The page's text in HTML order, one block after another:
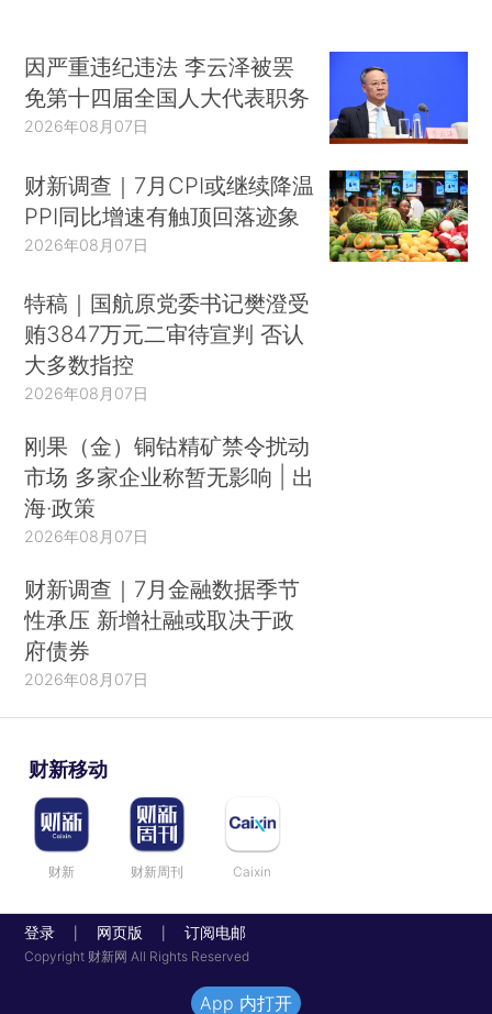
因严重违纪违法 李云泽被罢
免第十四届全国人大代表职务
2026年08月07日
财新调查｜7月CPI或继续降温
PPI同比增速有触顶回落迹象
2026年08月07日
特稿｜国航原党委书记樊澄受
贿3847万元二审待宣判 否认
大多数指控
2026年08月07日
刚果（金）铜钴精矿禁令扰动
市场 多家企业称暂无影响 | 出
海·政策
2026年08月07日
财新调查｜7月金融数据季节
性承压 新增社融或取决于政
府债券
2026年08月07日
财新移动
财新 财新周刊 Caixin
登录 网页版 订阅电邮
Copyright 财新网 All Rights Reserved
App 内打开